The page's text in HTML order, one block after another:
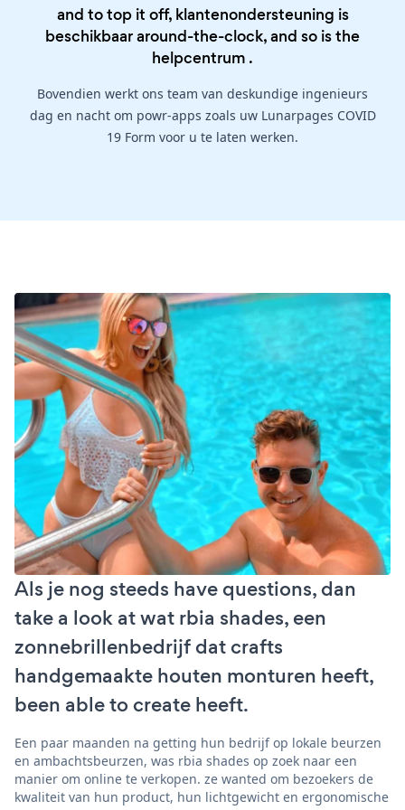
and to top it off, klantenondersteuning is
beschikbaar around-the-clock, and so is the
helpcentrum .
Bovendien werkt ons team van deskundige ingenieurs
dag en nacht om powr-apps zoals uw Lunarpages COVID
19 Form voor u te laten werken.
Als je nog steeds have questions, dan
take a look at wat rbia shades, een
zonnebrillenbedrijf dat crafts
handgemaakte houten monturen heeft,
been able to create heeft.
Een paar maanden na getting hun bedrijf op lokale beurzen
en ambachtsbeurzen, was rbia shades op zoek naar een
manier om online te verkopen. ze wanted om bezoekers de
kwaliteit van hun product, hun lichtgewicht en ergonomische